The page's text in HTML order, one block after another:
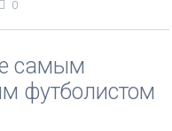
0
самым
футболистом